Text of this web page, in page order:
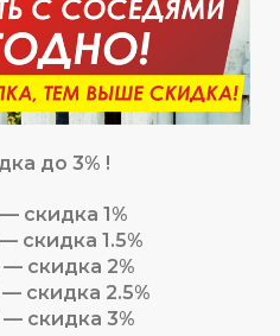
до 3% !
скидка 1%
скидка 1.5%
скидка 2%
скидка 2.5%
скидка 3%